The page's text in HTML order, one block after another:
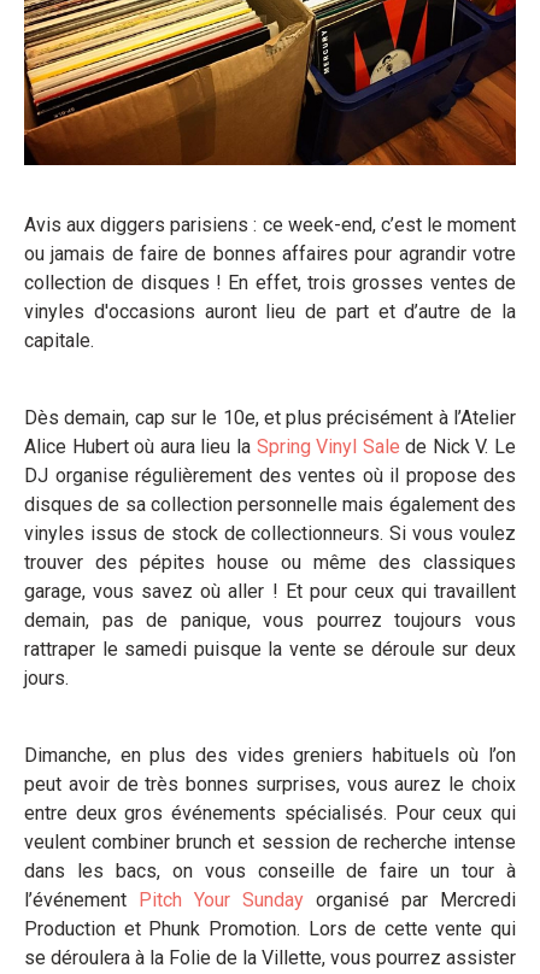
Avis aux diggers parisiens : ce week-end, c’est le moment
ou jamais de faire de bonnes affaires pour agrandir votre
collection de disques ! En effet, trois grosses ventes de
vinyles d'occasions auront lieu de part et d’autre de la
capitale.
Dès demain, cap sur le 10e, et plus précisément à l’Atelier
Alice Hubert où aura lieu la Spring Vinyl Sale de Nick V. Le
DJ organise régulièrement des ventes où il propose des
disques de sa collection personnelle mais également des
vinyles issus de stock de collectionneurs. Si vous voulez
trouver des pépites house ou même des classiques
garage, vous savez où aller ! Et pour ceux qui travaillent
demain, pas de panique, vous pourrez toujours vous
rattraper le samedi puisque la vente se déroule sur deux
jours.
Dimanche, en plus des vides greniers habituels où l’on
peut avoir de très bonnes surprises, vous aurez le choix
entre deux gros événements spécialisés. Pour ceux qui
veulent combiner brunch et session de recherche intense
dans les bacs, on vous conseille de faire un tour à
l’événement Pitch Your Sunday organisé par Mercredi
Production et Phunk Promotion. Lors de cette vente qui
se déroulera à la Folie de la Villette, vous pourrez assister